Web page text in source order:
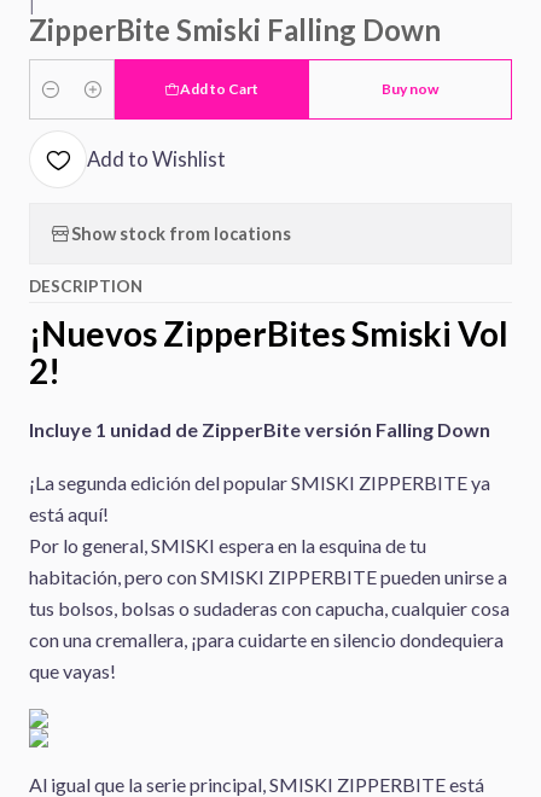
ZipperBite Smiski Falling Down
Quantity
Add to Cart Buy now
Add to Wishlist
Show stock from locations
DESCRIPTION
¡Nuevos ZipperBites Smiski Vol
2!
Incluye 1 unidad de ZipperBite versión Falling Down
¡La segunda edición del popular SMISKI ZIPPERBITE ya
está aquí!
Por lo general, SMISKI espera en la esquina de tu
habitación, pero con SMISKI ZIPPERBITE pueden unirse a
tus bolsos, bolsas o sudaderas con capucha, cualquier cosa
con una cremallera, ¡para cuidarte en silencio dondequiera
que vayas!
Al igual que la serie principal, SMISKI ZIPPERBITE está